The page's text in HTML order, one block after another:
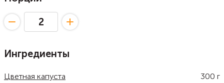
Ингредиенты
Цветная капуста 300 г